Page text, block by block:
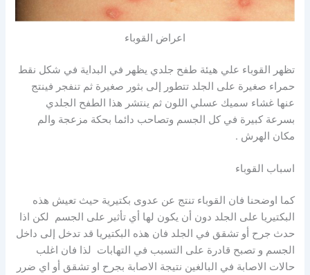
اعراض القوباء
تظهر القوباء علي هيئة طفح جلدي يظهر في البداية في شكل نقط
حمراء صغيرة على الجلد تتطور إلى بثور صغيرة ثم تنفجر فينتج
عنها غشاء سميك عسلي اللون ثم ينتشر هذا الطفح الجلدي
بسرعة كبيرة في كل الجسم وتصاحب دائما بحكة مزعجة والم
مكان الهرش .
اسباب القوباء
كما اوضحنا فان القوباء تنتج عن عدوى بكتيرية حيث تعيش هذه
البكتيريا على الجلد دون أن يكون لها أي تأثير على الجسم لكن اذا
حدث جرح أو تشقق في الجلد فان هذه البكتيريا قد تدخل إلى داخل
الجسم و تصبح قادرة على التسبب في التهابات لذا فان اغلب
حالات الاصابة في البالغين نتيجة الاصابة بجرح او تشقق أو اي ضرر